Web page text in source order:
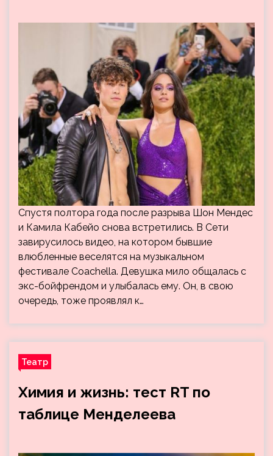
Cпустя полтора года после разрыва Шон Мендес
и Камила Кабейо снова встретились. В Сети
завирусилось видео, на котором бывшие
влюбленные веселятся на музыкальном
фестивале Coachella. Девушка мило общалась с
экс-бойфрендом и улыбалась ему. Он, в свою
очередь, тоже проявлял к…
Театр
Химия и жизнь: тест RT по
таблице Менделеева